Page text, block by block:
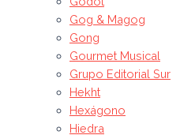
Gog & Magog
Gong
Gourmet Musical
Grupo Editorial Sur
Hekht
Hexágono
Hiedra